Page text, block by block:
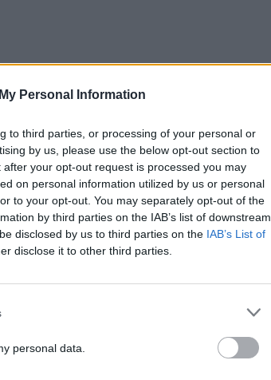
Personal Information
to third parties, or processing of your personal or
by us, please use the below opt-out section to
your opt-out request is processed you may
on personal information utilized by us or personal
to your opt-out. You may separately opt-out of the
by third parties on the IAB’s list of downstream
disclosed by us to third parties on the IAB’s List of
disclose it to other third parties.
personal data.